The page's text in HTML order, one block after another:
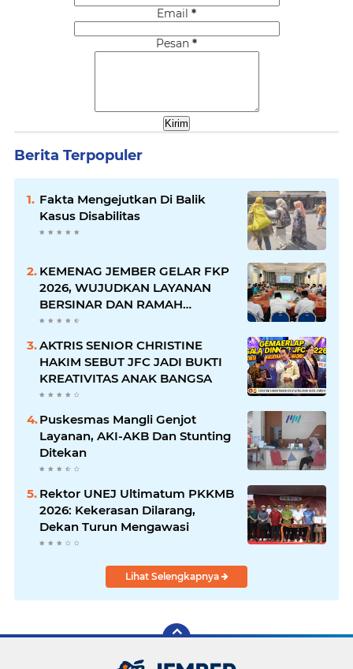
Email *
Pesan *
Berita Terpopuler
Fakta Mengejutkan Di Balik
Kasus Disabilitas
KEMENAG JEMBER GELAR FKP
2026, WUJUDKAN LAYANAN
BERSINAR DAN RAMAH
DISABILITAS
AKTRIS SENIOR CHRISTINE
HAKIM SEBUT JFC JADI BUKTI
KREATIVITAS ANAK BANGSA
Puskesmas Mangli Genjot
Layanan, AKI-AKB Dan Stunting
Ditekan
Rektor UNEJ Ultimatum PKKMB
2026: Kekerasan Dilarang,
Dekan Turun Mengawasi
Lihat Selengkapnya